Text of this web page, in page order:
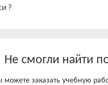
?
Не смогли найти
можете заказать учебную